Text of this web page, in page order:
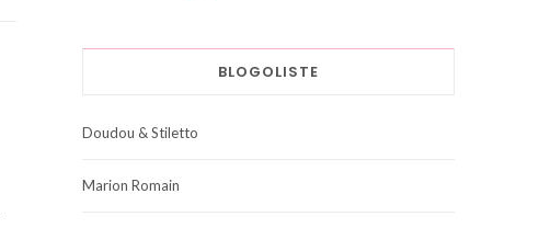
BLOGOLISTE
Doudou & Stiletto
Marion Romain